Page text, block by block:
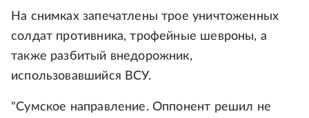
На снимках запечатлены трое уничтоженных
солдат противника, трофейные шевроны, а
также разбитый внедорожник,
использовавшийся ВСУ.
"Сумское направление. Оппонент решил не